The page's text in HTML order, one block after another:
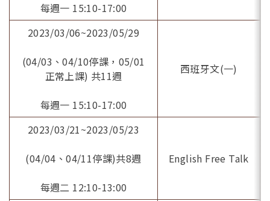
每週一 15:10-17:00
2023/03/06~2023/05/29
(04/03、04/10停課，05/01
正常上課) 共11週
每週一 15:10-17:00
西班牙文(一)
2023/03/21~2023/05/23
(04/04、04/11停課)共8週
每週二 12:10-13:00
English Free Talk